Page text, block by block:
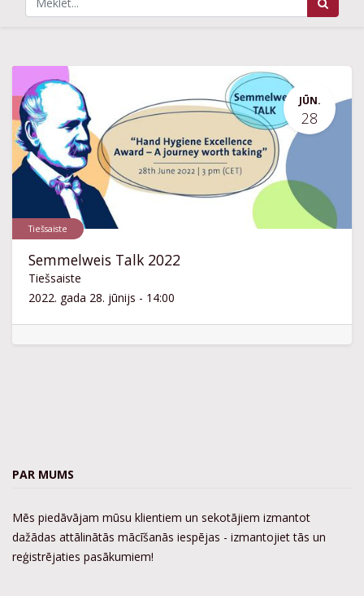
JŪN.
28
Tiešsaiste
Semmelweis Talk 2022
Tiešsaiste
2022. gada 28. jūnijs - 14:00
PAR MUMS
Mēs piedāvājam mūsu klientiem un sekotājiem izmantot
dažādas attālinātās mācīšanās iespējas - izmantojiet tās un
reģistrējaties pasākumiem!